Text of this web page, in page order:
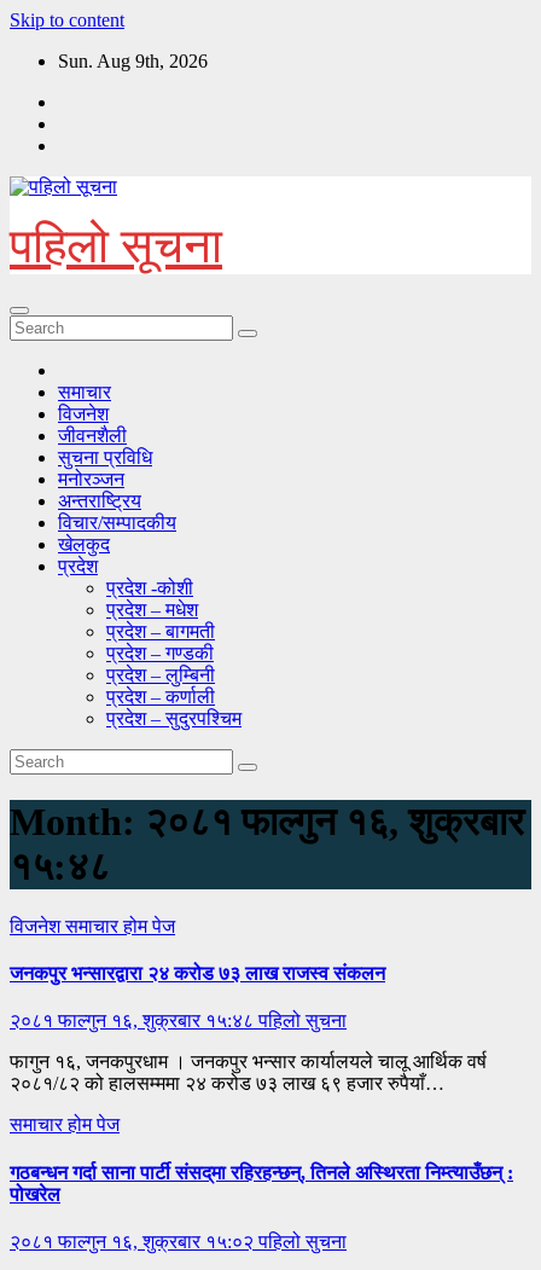
Skip to content
Sun. Aug 9th, 2026
पहिलो सूचना
समाचार
विजनेश
जीवनशैली
सुचना प्रविधि
मनोरञ्जन
अन्तराष्ट्रिय
विचार/सम्पादकीय
खेलकुद
प्रदेश
प्रदेश -कोशी
प्रदेश – मधेश
प्रदेश – बागमती
प्रदेश – गण्डकी
प्रदेश – लुम्बिनी
प्रदेश – कर्णाली
प्रदेश – सुदुरपश्चिम
Month: २०८१ फाल्गुन १६, शुक्रबार
१५:४८
विजनेशसमाचारहोम पेज
जनकपुर भन्सारद्वारा २४ करोड ७३ लाख राजस्व संकलन
२०८१ फाल्गुन १६, शुक्रबार १५:४८पहिलो सुचना
फागुन १६, जनकपुरधाम । जनकपुर भन्सार कार्यालयले चालू आर्थिक वर्ष
२०८१/८२ को हालसम्ममा २४ करोड ७३ लाख ६९ हजार रुपैयाँ…
समाचारहोम पेज
गठबन्धन गर्दा साना पार्टी संसद्‌मा रहिरहन्छन्, तिनले अस्थिरता निम्त्याउँछन् :
पोखरेल
२०८१ फाल्गुन १६, शुक्रबार १५:०२पहिलो सुचना